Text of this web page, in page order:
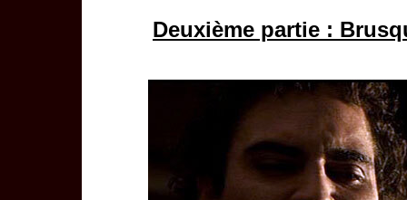
Deuxième partie :